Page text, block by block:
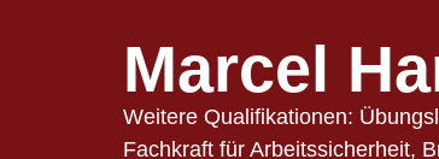
Marcel
Weitere Qualifikationen:
Fachkraft für Arbeitssicherheit,